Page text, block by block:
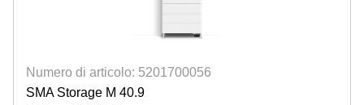
Numero di articolo: 5201700056
SMA Storage M 40.9